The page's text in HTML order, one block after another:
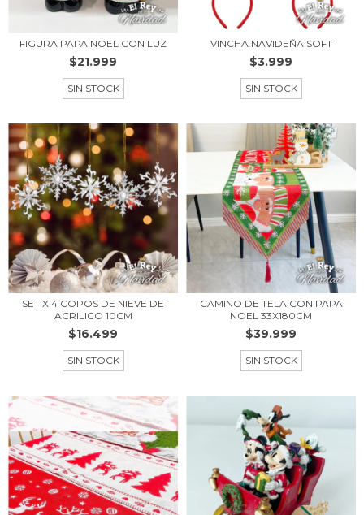
FIGURA PAPA NOEL CON LUZ
$21.999
SIN STOCK
VINCHA NAVIDEÑA SOFT
$3.999
SIN STOCK
SET X 4 COPOS DE NIEVE DE
ACRILICO 10CM
$16.499
SIN STOCK
CAMINO DE TELA CON PAPA
NOEL 33X180CM
$39.999
SIN STOCK